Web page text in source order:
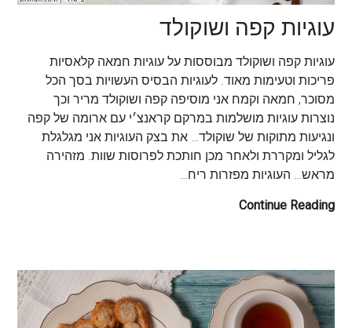
עוגיות קפה ושוקולד
עוגיות קפה ושוקולד מבוססות על עוגיות חמאה קלאסיות
פריכות וטעימות מאוד. לעוגיות הבסיס העשויות בסך הכל
מסוכר, חמאה וקמח אני מוסיפה קפה ושוקולד מריר וכך
נוצרות עוגיות מושלמות במרקם קראנצ׳י עם ארומה של קפה
ונגיעות מתוקות של שוקולד… את בצק העוגיות אני מגלגלת
לגליל ומקררת ולאחר מכן חותכת לפרוסות שוות. מזהירה
מראש… העוגיות מפזרות ריח…
Continue Reading